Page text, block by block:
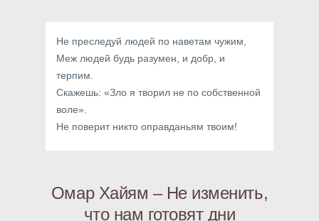
Не преследуй людей по наветам чужим,
Меж людей будь разумен, и добр, и
терпим.
Скажешь: «Зло я творил не по собственной
воле».
Не поверит никто оправданьям твоим!
Омар Хайям – Не изменить,
что нам готовят дни